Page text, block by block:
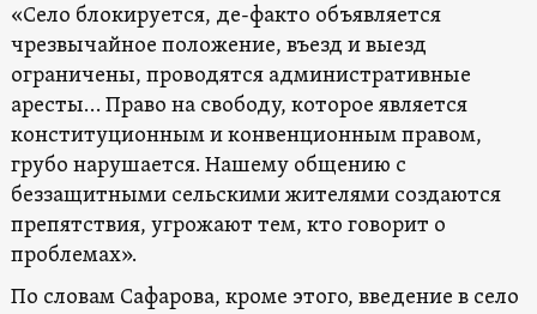
«Село блокируется, де-факто объявляется
чрезвычайное положение, въезд и выезд
ограничены, проводятся административные
аресты… Право на свободу, которое является
конституционным и конвенционным правом,
грубо нарушается. Нашему общению с
беззащитными сельскими жителями создаются
препятствия, угрожают тем, кто говорит о
проблемах».
По словам Сафарова, кроме этого, введение в село